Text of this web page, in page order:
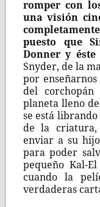
romper con
una visión
puesto que
Donner y éste
Snyder, de la
por
del
planeta lleno
se está
de la
enviar a su
para poder
pequeño Kal-
cuando la
verdaderas